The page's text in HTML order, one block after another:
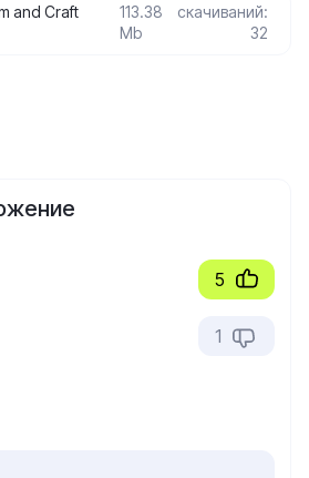
and Craft
113.38
Mb
скачиваний:
32
5
1